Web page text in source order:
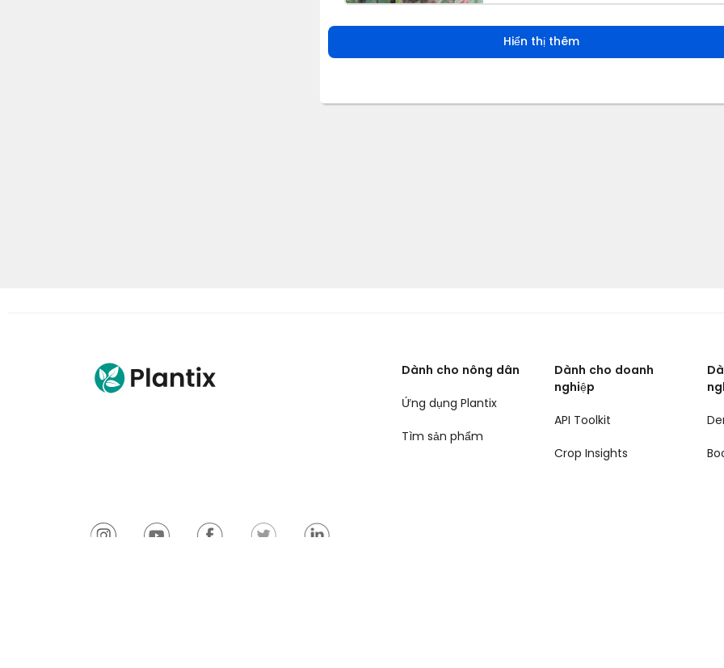
Hiển thị thêm
Dành cho nông dân
Ứng dụng Plantix
Tìm sản phẩm
Dành cho doanh
nghiệp
API Toolkit
Crop Insights